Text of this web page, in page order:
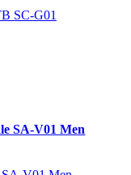
SA-V01 Men